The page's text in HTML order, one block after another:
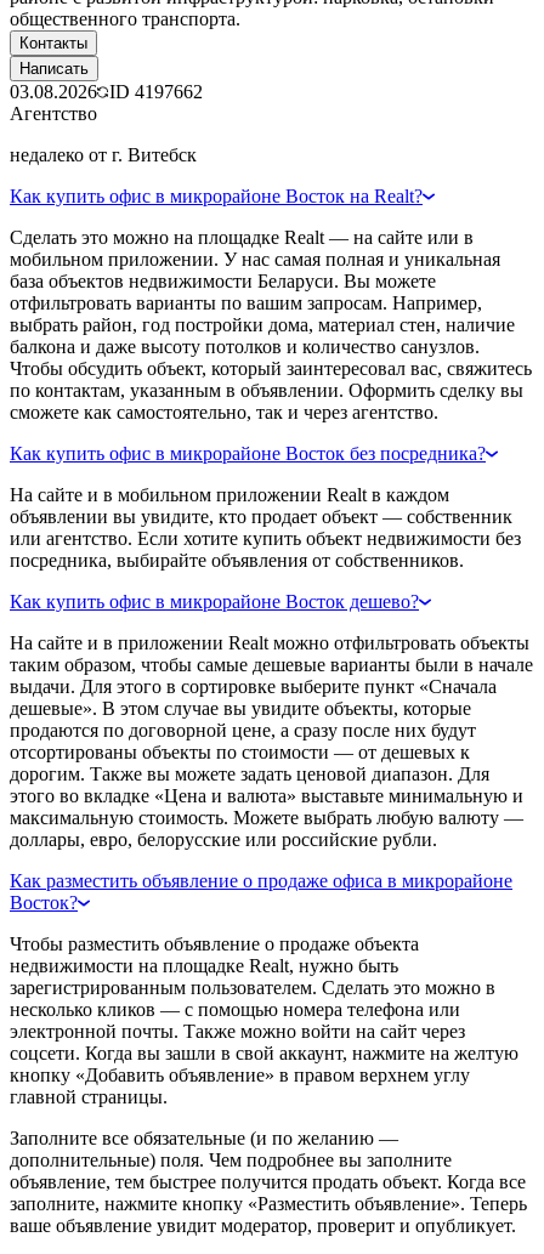
общественного транспорта.
Контакты
Написать
03.08.2026 ID 4197662
Агентство
недалеко от г. Витебск
Как купить офис в микрорайоне Восток на Realt?
Сделать это можно на площадке Realt — на сайте или в
мобильном приложении. У нас самая полная и уникальная
база объектов недвижимости Беларуси. Вы можете
отфильтровать варианты по вашим запросам. Например,
выбрать район, год постройки дома, материал стен, наличие
балкона и даже высоту потолков и количество санузлов.
Чтобы обсудить объект, который заинтересовал вас, свяжитесь
по контактам, указанным в объявлении. Оформить сделку вы
сможете как самостоятельно, так и через агентство.
Как купить офис в микрорайоне Восток без посредника?
На сайте и в мобильном приложении Realt в каждом
объявлении вы увидите, кто продает объект — собственник
или агентство. Если хотите купить объект недвижимости без
посредника, выбирайте объявления от собственников.
Как купить офис в микрорайоне Восток дешево?
На сайте и в приложении Realt можно отфильтровать объекты
таким образом, чтобы самые дешевые варианты были в начале
выдачи. Для этого в сортировке выберите пункт «Сначала
дешевые». В этом случае вы увидите объекты, которые
продаются по договорной цене, а сразу после них будут
отсортированы объекты по стоимости — от дешевых к
дорогим. Также вы можете задать ценовой диапазон. Для
этого во вкладке «Цена и валюта» выставьте минимальную и
максимальную стоимость. Можете выбрать любую валюту —
доллары, евро, белорусские или российские рубли.
Как разместить объявление о продаже офиса в микрорайоне
Восток?
Чтобы разместить объявление о продаже объекта
недвижимости на площадке Realt, нужно быть
зарегистрированным пользователем. Сделать это можно в
несколько кликов — с помощью номера телефона или
электронной почты. Также можно войти на сайт через
соцсети. Когда вы зашли в свой аккаунт, нажмите на желтую
кнопку «Добавить объявление» в правом верхнем углу
главной страницы.
Заполните все обязательные (и по желанию —
дополнительные) поля. Чем подробнее вы заполните
объявление, тем быстрее получится продать объект. Когда все
заполните, нажмите кнопку «Разместить объявление». Теперь
ваше объявление увидит модератор, проверит и опубликует.